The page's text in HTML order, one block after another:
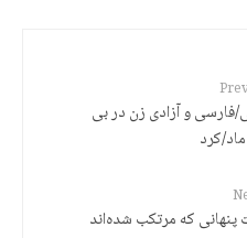
و آزادی زن در بی
کرد
کە مرتکب شدەاند